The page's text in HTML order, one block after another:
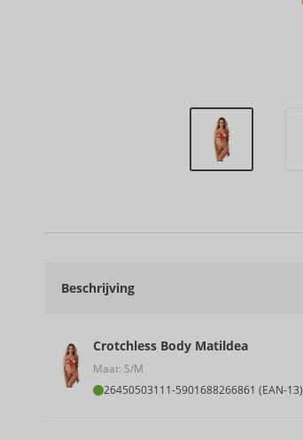
Beschrijving
Crotchless Body Matildea
Maat: S/M
26450503111-5901688266861 (EAN-13)